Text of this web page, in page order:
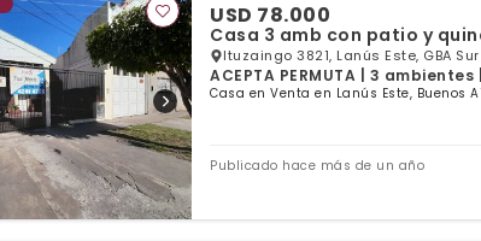
USD 78.000
Casa 3 amb con patio y
Ituzaingo 3821, Lanús Este, GBA Sur
ACEPTA PERMUTA | 3
Casa en Venta en Lanús Este, Buenos
Publicado hace más de un año